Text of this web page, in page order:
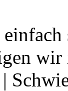
|